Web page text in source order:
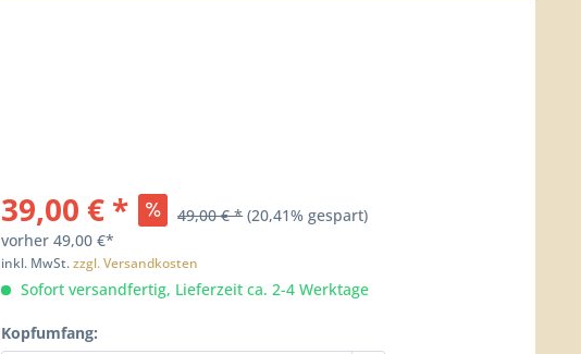
39,00 € * 49,00 € * (20,41% gespart)
vorher49,00 €*
inkl. MwSt.zzgl. Versandkosten
Sofort versandfertig, Lieferzeit ca. 2-4 Werktage
Kopfumfang: